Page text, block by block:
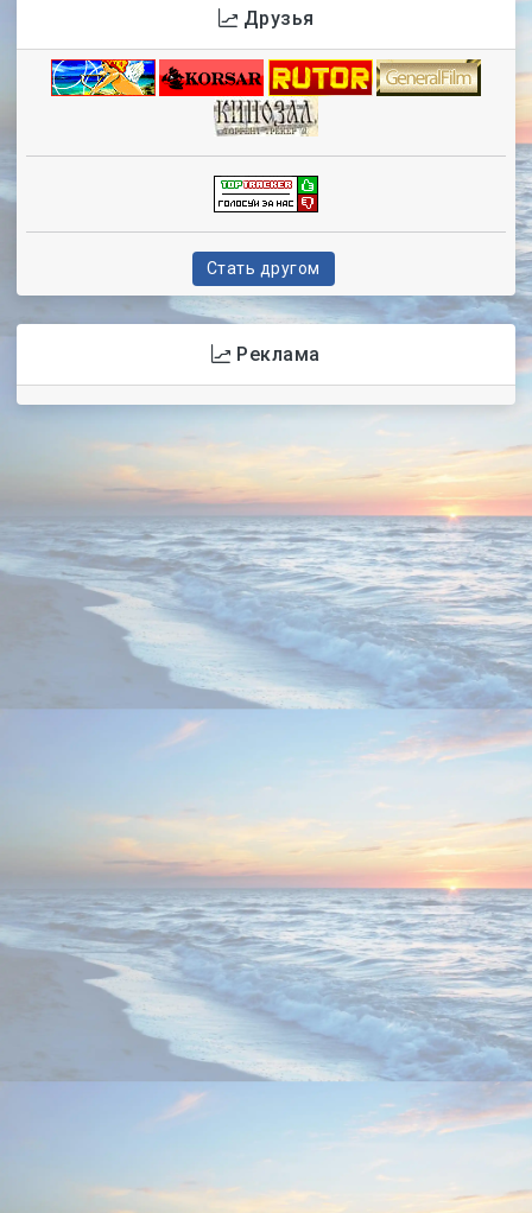
Друзья
Стать другом
Реклама